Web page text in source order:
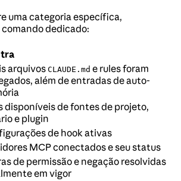
uma categoria específica,
dedicado:
arquivos CLAUDE.md e rules foram
além de entradas de auto-
disponíveis de fontes de projeto,
e plugin
de hook ativas
MCP conectados e seu status
de permissão e negação resolvidas
em vigor